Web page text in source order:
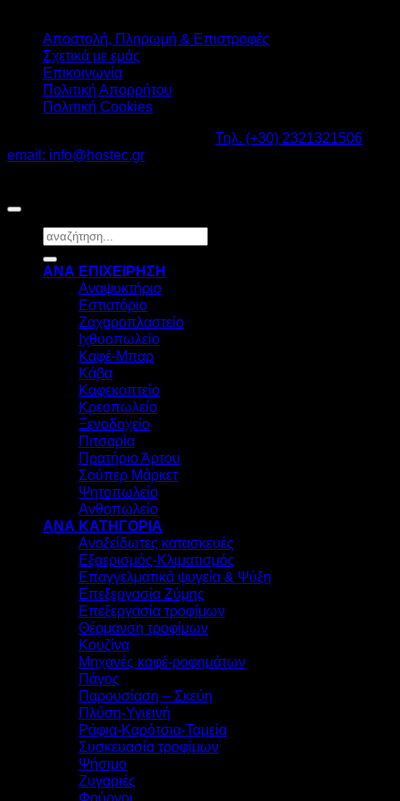
Αποστολή, Πληρωμή & Επιστροφές
Σχετικά με εμάς
Επικοινωνία
Πολιτική Απορρήτου
Πολιτική Cookies
Τηλ. (+30) 2321321506
email: info@hostec.gr
Αναζήτηση
για:
ΑΝΑ ΕΠΙΧΕΙΡΗΣΗ
Αναψυκτήριο
Εστιατόριο
Ζαχαροπλαστείο
Ιχθυοπωλείο
Καφέ-Μπαρ
Κάβα
Καφεκοπτείο
Κρεοπωλείο
Ξενοδοχείο
Πιτσαρία
Πρατήριο Άρτου
Σούπερ Μάρκετ
Ψητοπωλείο
Ανθοπωλείο
ΑΝΑ ΚΑΤΗΓΟΡΙΑ
Ανοξείδωτες κατασκευές
Εξαερισμός-Κλιματισμός
Επαγγελματικά ψυγεία & Ψύξη
Επεξεργασία Ζύμης
Επεξεργασία τροφίμων
Θέρμανση τροφίμων
Κουζίνα
Μηχανές καφέ-ροφημάτων
Πάγος
Παρουσίαση – Σκεύη
Πλύση-Υγιεινή
Ράφια-Καρότσια-Ταμεία
Συσκευασία τροφίμων
Ψήσιμο
Ζυγαριές
Φούρνοι